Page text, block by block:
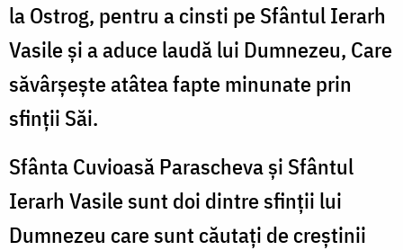
la Ostrog, pentru a cinsti pe Sfântul Ierarh
Vasile şi a aduce laudă lui Dumnezeu, Care
săvârşeşte atâtea fapte minunate prin
sfinţii Săi.
Sfânta Cuvioasă Parascheva şi Sfântul
Ierarh Vasile sunt doi dintre sfinţii lui
Dumnezeu care sunt căutaţi de creştinii